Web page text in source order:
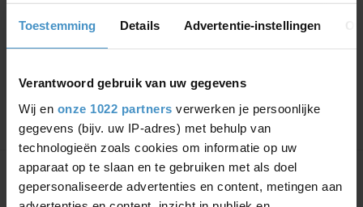
Toestemming Details Advertentie-instellingen
Verantwoord gebruik van uw gegevens
Wij en onze 1022 partners verwerken je persoonlijke
gegevens (bijv. uw IP-adres) met behulp van
technologieën zoals cookies om informatie op uw
apparaat op te slaan en te gebruiken met als doel
gepersonaliseerde advertenties en content, metingen aan
zwart/goud of wit
€235,84
Toon1-1van 1